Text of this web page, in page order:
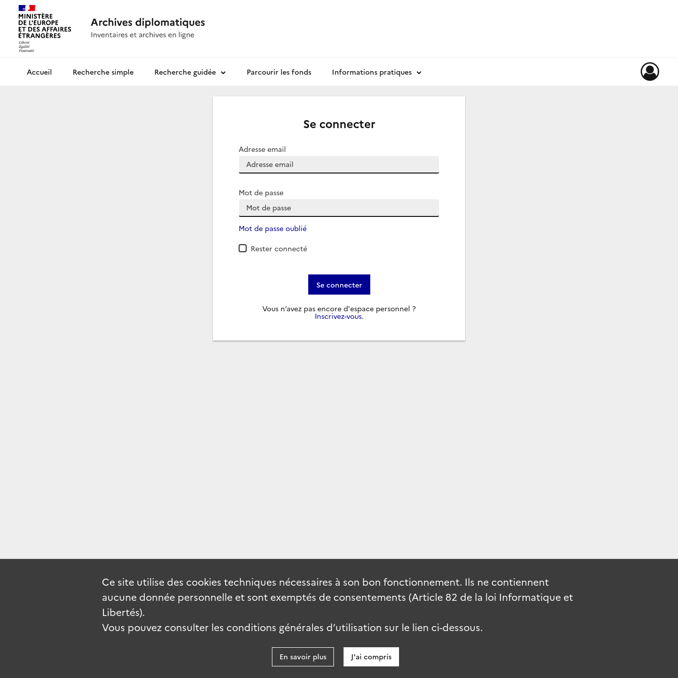
Archives diplomatiquesRecherche simple Recherche guidée Parcourir les fonds Informations pratiques
Se connecter
Adresse email
Mot de passe
Mot de passe oublié
Rester connecté
Se connecter
Vous n’avez pas encore d'espace personnel ?
Inscrivez-vous.
Ce site utilise des cookies techniques nécessaires à son bon fonctionnement. Ils ne contiennent
aucune donnée personnelle et sont exemptés de consentements (Article 82 de la loi Informatique et
Libertés).
Vous pouvez consulter les conditions générales d’utilisation sur le lien ci-dessous.
En savoir plus J'ai compris